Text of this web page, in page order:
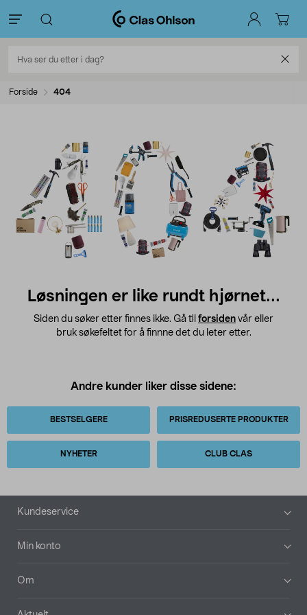
Forside 404
Løsningen er like rundt hjørnet...
Siden du søker etter finnes ikke. Gå til forsiden vår eller
bruk søkefeltet for å finnne det du leter etter.
Andre kunder liker disse sidene:
BESTSELGERE PRISREDUSERTE PRODUKTER
NYHETER CLUB CLAS
Bunntekst
Kundeservice
Min konto
Om